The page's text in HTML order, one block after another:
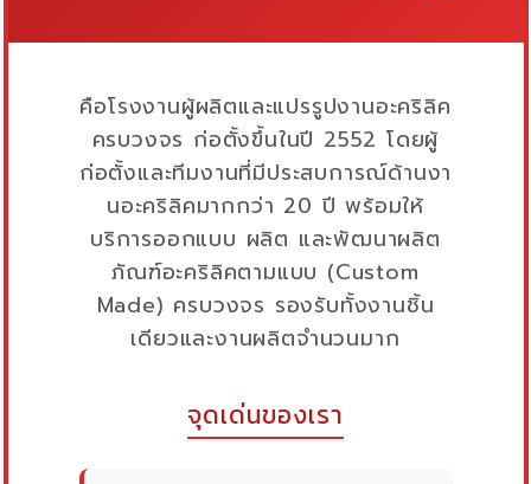
คือโรงงานผู้ผลิตและแปรรูปงานอะคริลิค
ครบวงจร ก่อตั้งขึ้นในปี 2552 โดยผู้
ก่อตั้งและทีมงานที่มีประสบการณ์ด้านงา
นอะคริลิคมากกว่า 20 ปี พร้อมให้
บริการออกแบบ ผลิต และพัฒนาผลิต
ภัณฑ์อะคริลิคตามแบบ (Custom
Made) ครบวงจร รองรับทั้งงานชิ้น
เดียวและงานผลิตจำนวนมาก
จุดเด่นของเรา